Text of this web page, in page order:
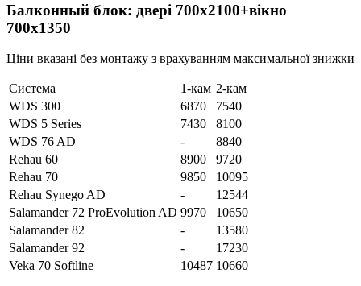
Балконный блок: двері 700х2100+вікно
700х1350
Ціни вказані без монтажу з врахуванням максимальної знижки
Система 1-кам 2-кам
WDS 300
6870
7540
WDS 5 Series
7430
8100
WDS 76 AD
-
8840
Rehau 60
8900
9720
Rehau 70
9850
10095
Rehau Synego AD
-
12544
Salamander 72 ProEvolution AD 9970
10650
Salamander 82
-
13580
Salamander 92
-
17230
Veka 70 Softline
10487 10660